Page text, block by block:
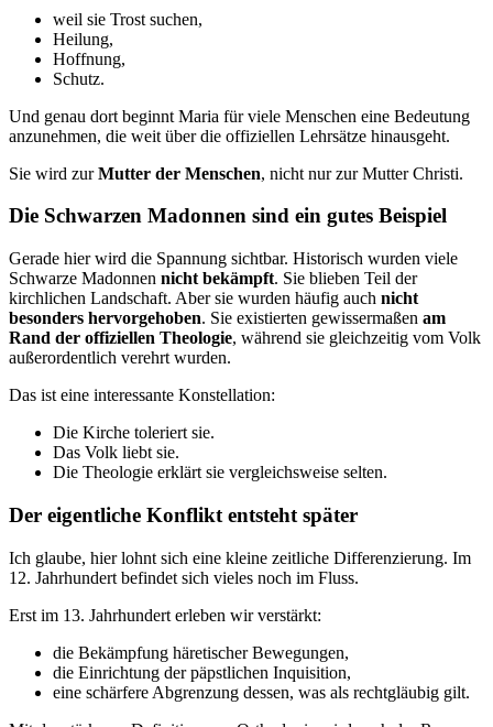
weil sie Trost suchen,
Heilung,
Hoffnung,
Schutz.
Und genau dort beginnt Maria für viele Menschen eine Bedeutung
anzunehmen, die weit über die offiziellen Lehrsätze hinausgeht.
Sie wird zurMutter der Menschen, nicht nur zur Mutter Christi.
Die Schwarzen Madonnen sind ein gutes Beispiel
Gerade hier wird die Spannung sichtbar. Historisch wurden viele
Schwarze Madonnen nicht bekämpft. Sie blieben Teil der
kirchlichen Landschaft. Aber sie wurden häufig auch nicht
besonders hervorgehoben. Sie existierten gewissermaßen am
Rand der offiziellen Theologie, während sie gleichzeitig vom Volk
außerordentlich verehrt wurden.
Das ist eine interessante Konstellation:
Die Kirche toleriert sie.
Das Volk liebt sie.
Die Theologie erklärt sie vergleichsweise selten.
Der eigentliche Konflikt entsteht später
Ich glaube, hier lohnt sich eine kleine zeitliche Differenzierung. Im
12. Jahrhundert befindet sich vieles noch im Fluss.
Erst im 13. Jahrhundert erleben wir verstärkt:
die Bekämpfung häretischer Bewegungen,
die Einrichtung der päpstlichen Inquisition,
eine schärfere Abgrenzung dessen, was als rechtgläubig gilt.